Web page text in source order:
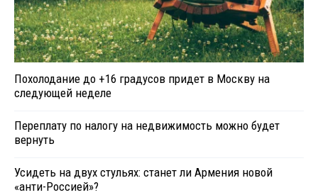
Похолодание до +16 градусов придет в Москву на
следующей неделе
Переплату по налогу на недвижимость можно будет
вернуть
Усидеть на двух стульях: станет ли Армения новой
«анти-Россией»?